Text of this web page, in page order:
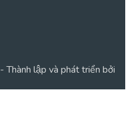
- Thành lập và phát triển bởi